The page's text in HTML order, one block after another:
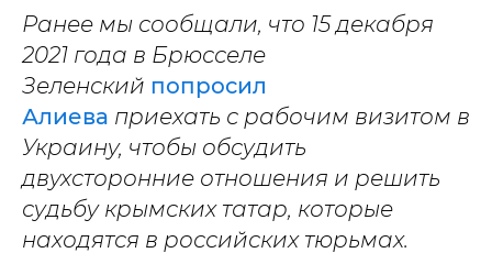
Ранее мы сообщали, что 15 декабря
2021 года в Брюсселе
Зеленский попросил
Алиева приехать с рабочим визитом в
Украину, чтобы обсудить
двухсторонние отношения и решить
судьбу крымских татар, которые
находятся в российских тюрьмах.